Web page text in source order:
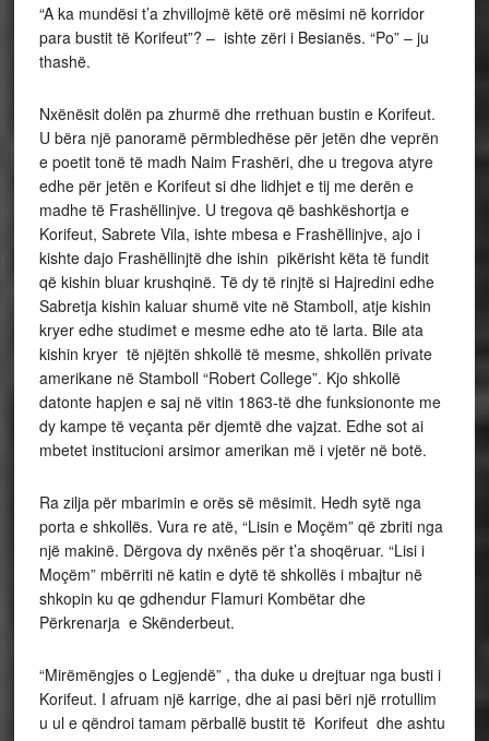
“A ka mundësi t’a zhvillojmë këtë orë mësimi në korridor
para bustit të Korifeut”? – ishte zëri i Besianës. “Po” – ju
thashë.
Nxënësit dolën pa zhurmë dhe rrethuan bustin e Korifeut.
U bëra një panoramë përmbledhëse për jetën dhe veprën
e poetit tonë të madh Naim Frashëri, dhe u tregova atyre
edhe për jetën e Korifeut si dhe lidhjet e tij me derën e
madhe të Frashëllinjve. U tregova që bashkëshortja e
Korifeut, Sabrete Vila, ishte mbesa e Frashëllinjve, ajo i
kishte dajo Frashëllinjtë dhe ishin pikërisht këta të fundit
që kishin bluar krushqinë. Të dy të rinjtë si Hajredini edhe
Sabretja kishin kaluar shumë vite në Stamboll, atje kishin
kryer edhe studimet e mesme edhe ato të larta. Bile ata
kishin kryer të njëjtën shkollë të mesme, shkollën private
amerikane në Stamboll “Robert College”. Kjo shkollë
datonte hapjen e saj në vitin 1863-të dhe funksiononte me
dy kampe të veçanta për djemtë dhe vajzat. Edhe sot ai
mbetet institucioni arsimor amerikan më i vjetër në botë.
Ra zilja për mbarimin e orës së mësimit. Hedh sytë nga
porta e shkollës. Vura re atë, “Lisin e Moçëm” që zbriti nga
një makinë. Dërgova dy nxënës për t’a shoqëruar. “Lisi i
Moçëm” mbërriti në katin e dytë të shkollës i mbajtur në
shkopin ku qe gdhendur Flamuri Kombëtar dhe
Përkrenarja e Skënderbeut.
“Mirëmëngjes o Legjendë” , tha duke u drejtuar nga busti i
Korifeut. I afruam një karrige, dhe ai pasi bëri një rrotullim
u ul e qëndroi tamam përballë bustit të Korifeut dhe ashtu